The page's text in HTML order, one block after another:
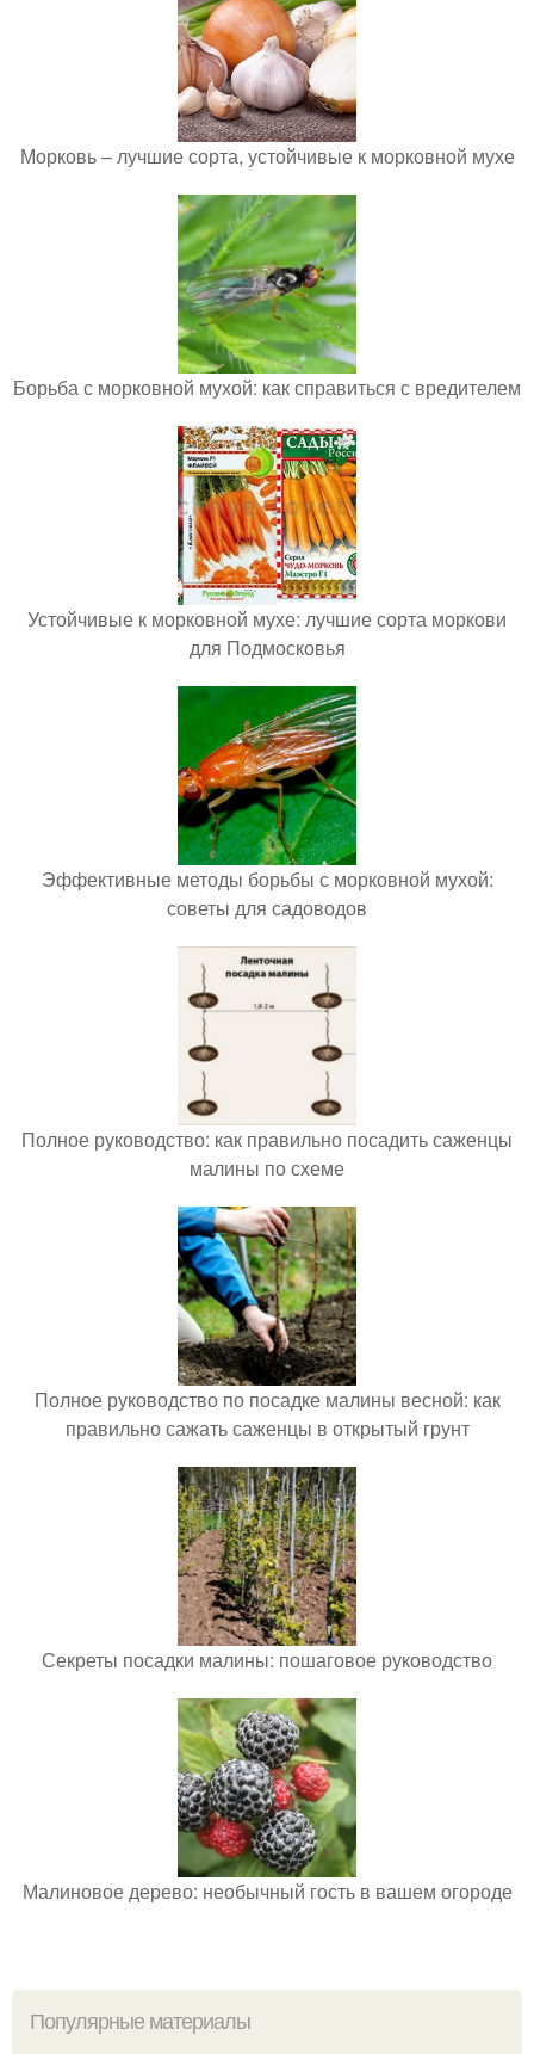
Морковь – лучшие сорта, устойчивые к морковной мухе
Борьба с морковной мухой: как справиться с вредителем
Устойчивые к морковной мухе: лучшие сорта моркови
для Подмосковья
Эффективные методы борьбы с морковной мухой:
советы для садоводов
Полное руководство: как правильно посадить саженцы
малины по схеме
Полное руководство по посадке малины весной: как
правильно сажать саженцы в открытый грунт
Секреты посадки малины: пошаговое руководство
Малиновое дерево: необычный гость в вашем огороде
Популярные материалы